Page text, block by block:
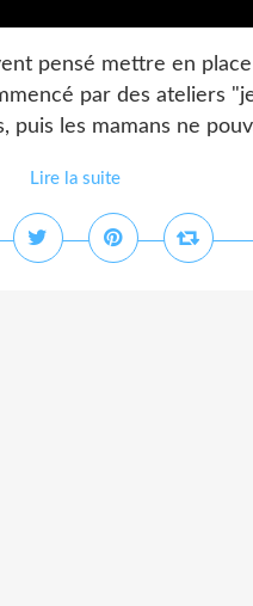
pensé mettre en
par des ateliers
puis les mamans ne
Lire la suite